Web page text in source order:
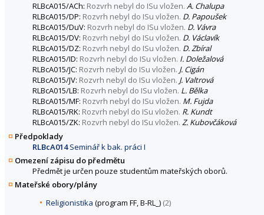
RLBcA015/ACh: Rozvrh nebyl do ISu vložen. A. Chalupa
RLBcA015/DP: Rozvrh nebyl do ISu vložen. D. Papoušek
RLBcA015/DuV: Rozvrh nebyl do ISu vložen. D. Vávra
RLBcA015/DV: Rozvrh nebyl do ISu vložen. D. Václavík
RLBcA015/DZ: Rozvrh nebyl do ISu vložen. D. Zbíral
RLBcA015/ID: Rozvrh nebyl do ISu vložen. I. Doležalová
RLBcA015/JC: Rozvrh nebyl do ISu vložen. J. Cigán
RLBcA015/JV: Rozvrh nebyl do ISu vložen. J. Valtrová
RLBcA015/LB: Rozvrh nebyl do ISu vložen. L. Bělka
RLBcA015/MF: Rozvrh nebyl do ISu vložen. M. Fujda
RLBcA015/RK: Rozvrh nebyl do ISu vložen. R. Kundt
RLBcA015/ZK: Rozvrh nebyl do ISu vložen. Z. Kubovčáková
Předpoklady
RLBcA014Seminář k bak. práci I
Omezení zápisu do předmětu
Předmět je určen pouze studentům mateřských oborů.
Mateřské obory/plány
Religionistika (program FF, B-RL_) (2)